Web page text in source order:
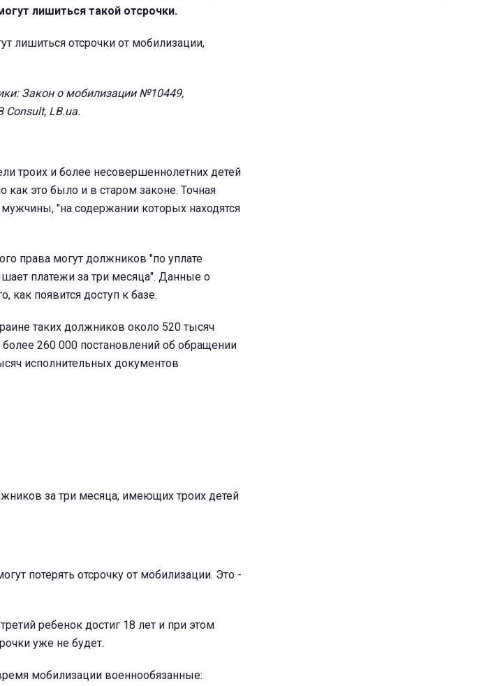
лишиться такой отсрочки.
лишиться отсрочки от мобилизации,
Закон о мобилизации №10449,
LB.ua.
троих и более несовершеннолетних детей
как это было и в старом законе. Точная
"на содержании которых находятся
права могут должников "по уплате
платежи за три месяца". Данные о
как появится доступ к базе.
таких должников около 520 тысяч
260 000 постановлений об обращении
исполнительных документов
за три месяца, имеющих троих детей
потерять отсрочку от мобилизации. Это -
ребенок достиг 18 лет и при этом
уже не будет.
мобилизации военнообязанные: